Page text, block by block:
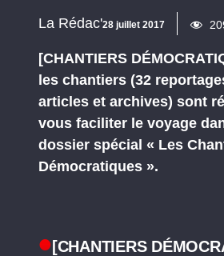
La Rédac'28 juillet 2017
[CHANTIERS
les chantiers (32
articles et archives) sont
vous faciliter le voyage
dossier spécial « Les
Démocratiques ».
[CHANTIERS